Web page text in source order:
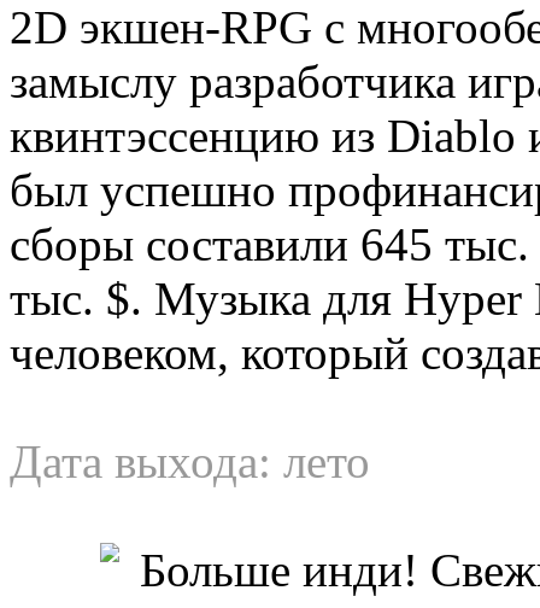
2D экшен-RPG с
замыслу разработчика
квинтэссенцию из Diablo
был успешно
сборы составили 645
тыс. $. Музыка для
человеком, который
Дата выхода: лето